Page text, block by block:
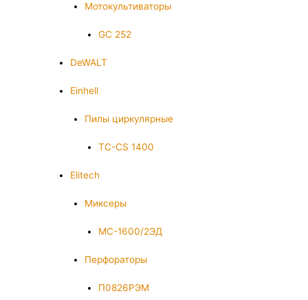
Мотокультиваторы
GC 252
DeWALT
Einhell
Пилы циркулярные
TC-CS 1400
Elitech
Миксеры
МС-1600/2ЭД
Перфораторы
П0826РЭМ